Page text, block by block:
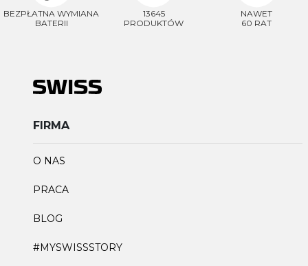
BEZPŁATNA WYMIANA
BATERII
13645
PRODUKTÓW
NAWET
60 RAT
FIRMA
O NAS
PRACA
BLOG
#MYSWISSSTORY